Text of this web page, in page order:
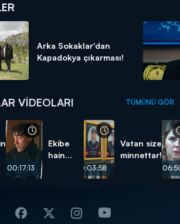
Arka Sokaklar'dan
Kapadokya çıkarması!
VIDEOLARI TÜMÜNÜ GÖR
00:17:13
Ekibe
hain
00:03:58
Vatan size
minnettar!